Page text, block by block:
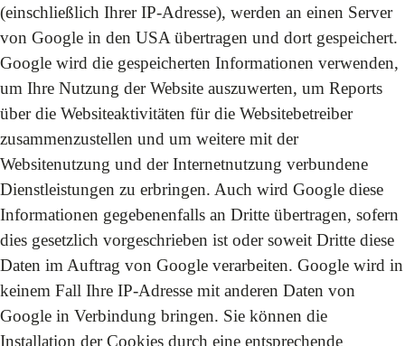
(einschließlich Ihrer IP-Adresse), werden an einen Server
von Google in den USA übertragen und dort gespeichert.
Google wird die gespeicherten Informationen verwenden,
um Ihre Nutzung der Website auszuwerten, um Reports
über die Websiteaktivitäten für die Websitebetreiber
zusammenzustellen und um weitere mit der
Websitenutzung und der Internetnutzung verbundene
Dienstleistungen zu erbringen. Auch wird Google diese
Informationen gegebenenfalls an Dritte übertragen, sofern
dies gesetzlich vorgeschrieben ist oder soweit Dritte diese
Daten im Auftrag von Google verarbeiten. Google wird in
keinem Fall Ihre IP-Adresse mit anderen Daten von
Google in Verbindung bringen. Sie können die
Installation der Cookies durch eine entsprechende